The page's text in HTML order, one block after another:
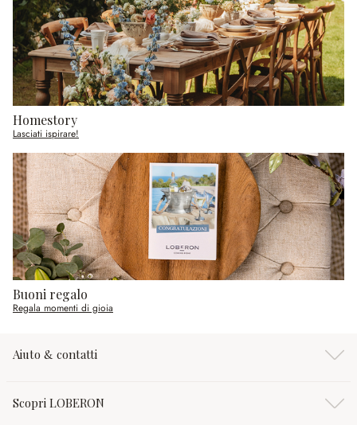
Homestory
Lasciati ispirare!
Buoni regalo
Regala momenti di gioia
Aiuto & contatti
Scopri LOBERON